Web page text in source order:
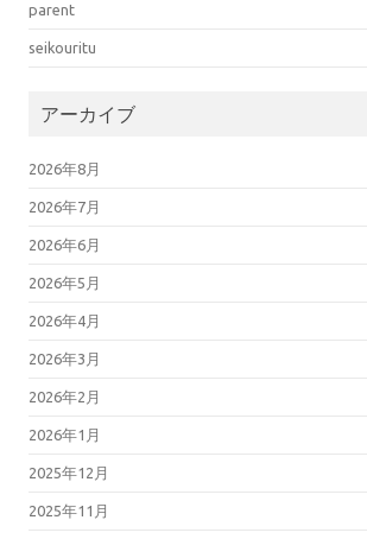
parent
seikouritu
アーカイブ
2026年8月
2026年7月
2026年6月
2026年5月
2026年4月
2026年3月
2026年2月
2026年1月
2025年12月
2025年11月